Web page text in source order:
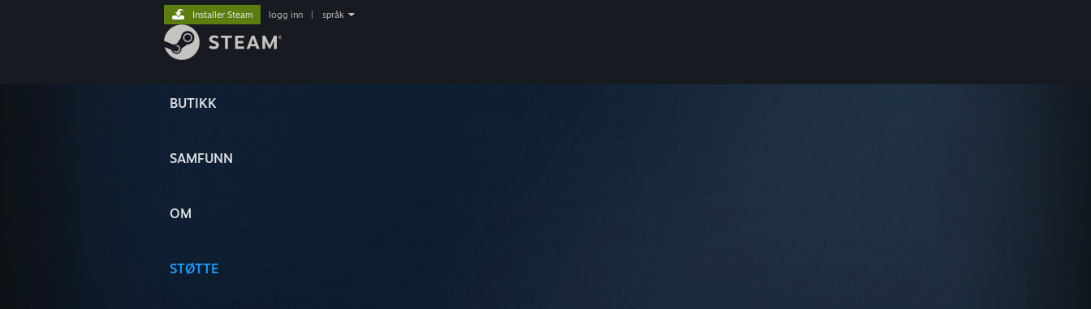
BUTIKK
SAMFUNN
OM
STØTTE
Installer Steam logg inn språk